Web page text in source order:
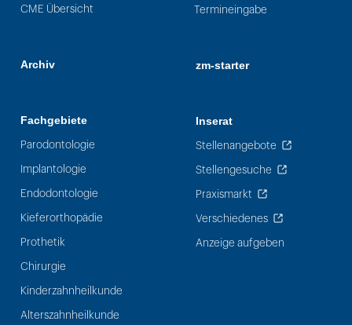
CME Übersicht
Archiv
Fachgebiete
Parodontologie
Implantologie
Endodontologie
Kieferorthopädie
Prothetik
Chirurgie
Kinderzahnheilkunde
Alterszahnheilkunde
Termineingabe
zm-starter
Inserat
Stellenangebote
Stellengesuche
Praxismarkt
Verschiedenes
Anzeige aufgeben